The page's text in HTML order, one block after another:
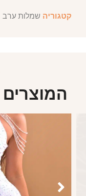
קטגוריה שמלות ערב